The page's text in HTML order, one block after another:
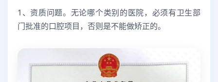
1、资质问题。无论哪个类别的医院，必须有卫生部
门批准的口腔项目，否则是不能做矫正的。